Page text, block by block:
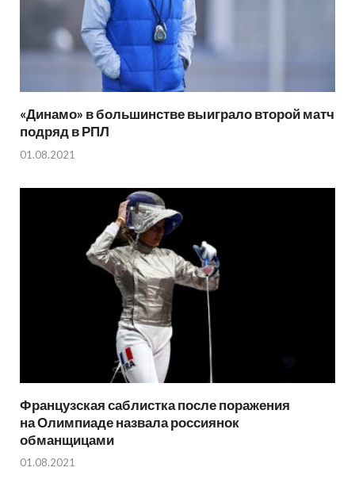
«Динамо» в большинстве выиграло второй матч
подряд в РПЛ
01.08.2021
Французская саблистка после поражения
на Олимпиаде назвала россиянок
обманщицами
01.08.2021